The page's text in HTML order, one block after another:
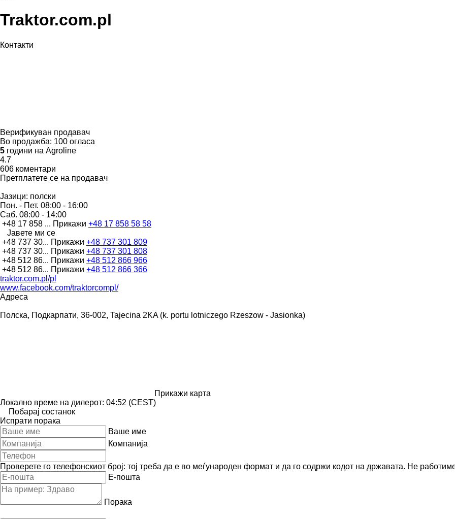
Traktor.com.pl
Контакти
Верификуван продавач
Во продажба: 100 огласа
5 години на Agroline
4.7
606 коментари
Претплатете се на продавач
Јазици: полски
Пон. - Пет. 08:00 - 16:00
Саб. 08:00 - 14:00
+48 17 858 ... Прикажи +48 17 858 58 58
Јавете ми се
+48 737 30... Прикажи +48 737 301 809
+48 737 30... Прикажи +48 737 301 808
+48 512 86... Прикажи +48 512 866 966
+48 512 86... Прикажи +48 512 866 366
traktor.com.pl/pl
www.facebook.com/traktorcompl/
Адреса
Полска, Подкарпати, 36-002, Tajecina 2KA (k. portu lotniczego Rzeszow - Jasionka)
Прикажи карта
Локално време на дилерот: 04:52 (CEST)
Побарај состанок
Испрати порака
Ваше име
Компанија
Проверете го телефонскиот број: тој треба да е во меѓународен формат и да го содржи кодот на државата. Не
E-пошта
Порака